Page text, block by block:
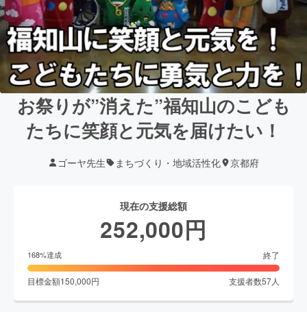
お祭りが”消えた”福知山のこども
たちに笑顔と元気を届けたい！
ゴーヤ先生 まちづくり・地域活性化 京都府
現在の支援総額
252,000円
168%達成 終了
目標金額150,000円 支援者数57人